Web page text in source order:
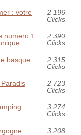
: votre
2 196
Clicks
numéro 1
2 390
Clicks
basque :
2 315
Clicks
2 723
Clicks
3 274
Clicks
:
3 208